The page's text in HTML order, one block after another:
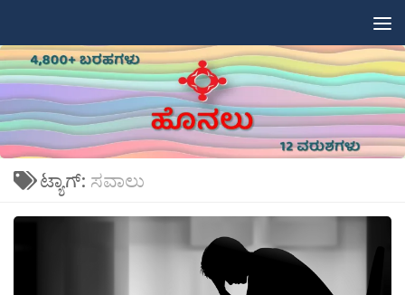
ಟ್ಯಾಗ್: ಸವಾಲು